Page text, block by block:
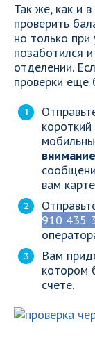
Так же, как и
проверить
но только при
позаботился
отделении.
проверки еще
вам
910 435
Вам
котором
счете.